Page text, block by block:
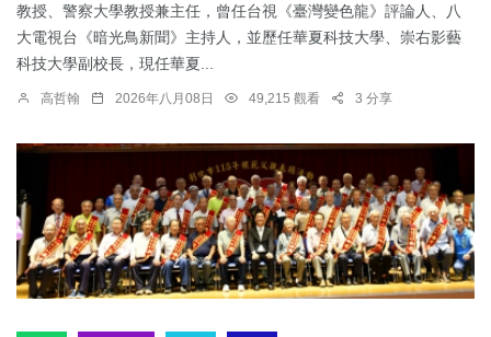
教授、警察大學教授兼主任，曾任台視《臺灣變色龍》評論人、八
大電視台《暗光鳥新聞》主持人，並歷任華夏科技大學、崇右影藝
科技大學副校長，現任華夏...
高哲翰 2026年八月08日 49,215 觀看 3 分享